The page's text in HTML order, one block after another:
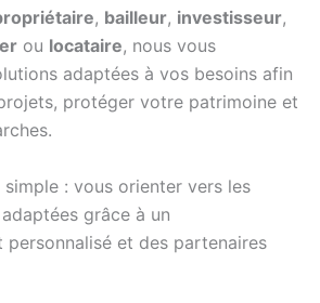
, bailleur, investisseur,
ou locataire, nous vous
adaptées à vos besoins afin
protéger votre patrimoine et
: vous orienter vers les
grâce à un
personnalisé et des partenaires